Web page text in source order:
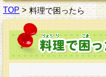
TOP >料理で困ったら